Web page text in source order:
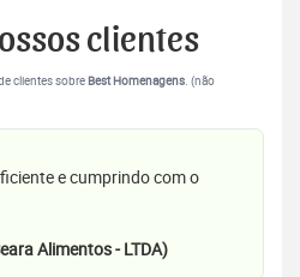
clientes
clientes sobre Best Homenagens. (não
e cumprindo com o
Alimentos - LTDA)